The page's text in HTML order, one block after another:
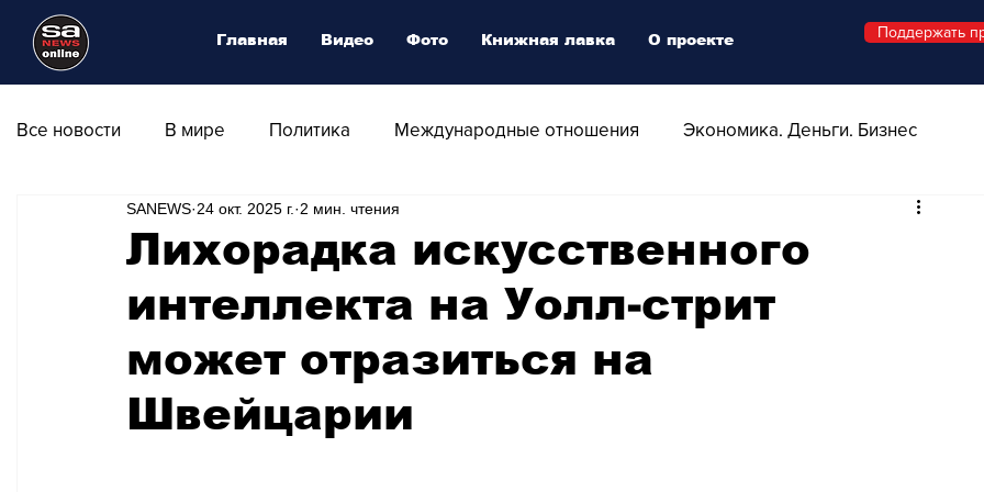
Все новости В мире Политика Международные отношения Экономика. Деньги. Бизнес
Общество Армия Аналитика
Транспорт Культура Магия искусства Swiss Афиша Стиль Стильный четверг
Лихорадка искусственного
интеллекта на Уолл-стрит
может отразиться на
Швейцарии
SANEWS 24 окт. 2025 г. 2 мин. чтения
Главная Видео Фото Книжная лавка О проекте Поддержать